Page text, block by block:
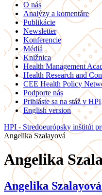
O nás
Analýzy a komentáre
Publikácie
Newsletter
Konferencie
Médiá
Knižnica
Health Management
Health Research and
CEE Health Policy
Podporte nás
Prihláste sa na stáž v HPI
English version
HPI - Stredoeurópsky inštitút
Angelika Szalayová
Angelika
Angelika